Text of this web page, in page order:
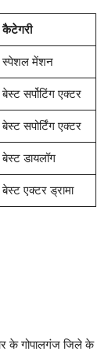
कैटेगरी
स्पेशल मेंशन
बेस्ट सर्पोटिंग एक्टर
बेस्ट सपोर्टिंग एक्टर
बेस्ट डायलॉग
बेस्ट एक्टर ड्रामा
के गोपालगंज जिले के